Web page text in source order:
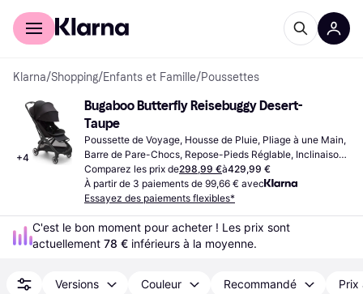
Acheter avec Klarna
Klarna/Shopping/Enfants et Famille/Poussettes
+4
Bugaboo Butterfly Reisebuggy Desert-
Taupe
Poussette de Voyage, Housse de Pluie, Pliage à une Main,
Barre de Pare-Chocs, Repose-Pieds Réglable, Inclinaison
Complète, Panier de Rangement, Auvent Extensible,
Bandoulière, Approuvé Bagage Cabine, Noir
Comparez les prix de298,99 €à429,99 €
À partir de 3 paiements de 99,66 € avec
Essayez des paiements flexibles*
C'est le bon moment pour acheter ! Les prix sont
actuellement 78 € inférieurs à la moyenne.
Versions Couleur Recommandé Prix